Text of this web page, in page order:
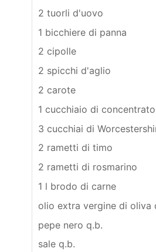
2 tuorli d'uovo
1 bicchiere di panna
2 cipolle
2 spicchi d'aglio
2 carote
1 cucchiaio di
3 cucchiai di
2 rametti di timo
2 rametti di rosmarino
1 l brodo di carne
olio extra vergine di oliva
pepe nero q.b.
sale q.b.